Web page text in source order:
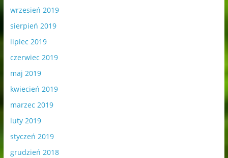
wrzesień 2019
sierpień 2019
lipiec 2019
czerwiec 2019
maj 2019
kwiecień 2019
marzec 2019
luty 2019
styczeń 2019
grudzień 2018